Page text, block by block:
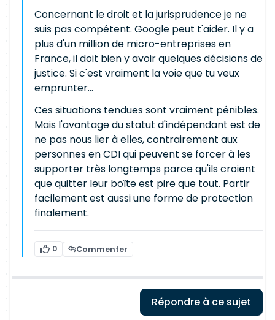
Concernant le droit et la jurisprudence je ne
suis pas compétent. Google peut t'aider. Il y a
plus d'un million de micro-entreprises en
France, il doit bien y avoir quelques décisions de
justice. Si c'est vraiment la voie que tu veux
emprunter...
Ces situations tendues sont vraiment pénibles.
Mais l'avantage du statut d'indépendant est de
ne pas nous lier à elles, contrairement aux
personnes en CDI qui peuvent se forcer à les
supporter très longtemps parce qu'ils croient
que quitter leur boîte est pire que tout. Partir
facilement est aussi une forme de protection
finalement.
0 Commenter
Répondre à ce sujet